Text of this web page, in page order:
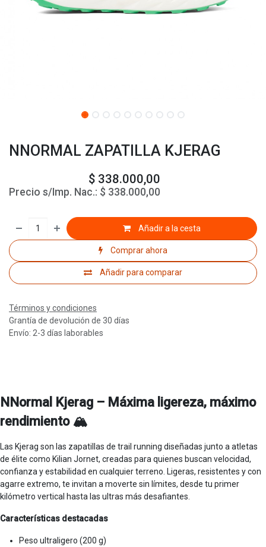
NNORMAL ZAPATILLA KJERAG
$ 338.000,00
Precio s/Imp. Nac.: $ 338.000,00
Añadir a la cesta
Comprar ahora
Añadir para comparar
Términos y condiciones
Grantía de devolución de 30 días
Envío: 2-3 días laborables
NNormal Kjerag – Máxima ligereza, máximo
rendimiento 🏔️
Las Kjerag son las zapatillas de trail running diseñadas junto a atletas
de élite como Kilian Jornet, creadas para quienes buscan velocidad,
confianza y estabilidad en cualquier terreno. Ligeras, resistentes y con
agarre extremo, te invitan a moverte sin límites, desde tu primer
kilómetro vertical hasta las ultras más desafiantes.
Características destacadas
Peso ultraligero (200 g)